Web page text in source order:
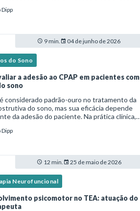
materiais científicos.Nesse cená
9 min. 04 de junho de 2026
do Sono
a adesão ao CPAP em pacientes com
sono
considerado padrão-ouro no tratamento da
do sono, mas sua eficácia depende
da adesão do paciente. Na prática clínica,
Diante disso, surg
12 min. 25 de maio de 2026
Neurofuncional
psicomotor no TEA: atuação do